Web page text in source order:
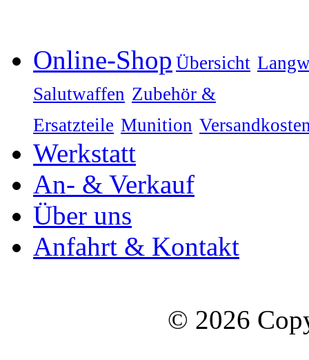
Online-Shop Übersicht
Salutwaffen Zubehör &
Ersatzteile Munition
Werkstatt
An- & Verkauf
Über uns
Anfahrt & Kontakt
© 2026